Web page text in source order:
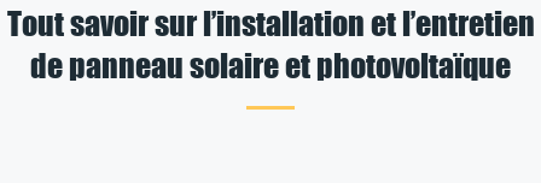
Tout savoir sur l’installation et l’entretien
de panneau solaire et photovoltaïque